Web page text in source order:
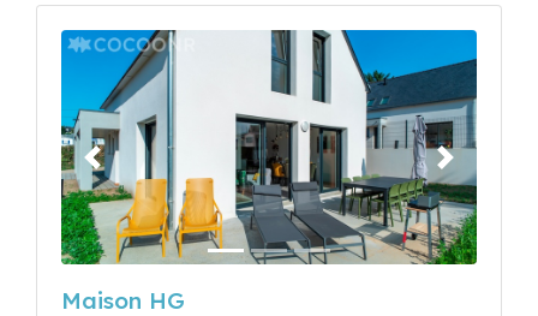
Précédent Suivant
Maison HG